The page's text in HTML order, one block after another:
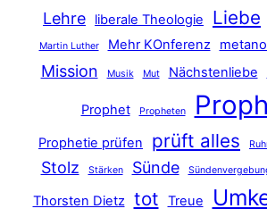
Lehre liberale Theologie Liebe
Martin Luther Mehr KOnferenz
Mission Musik Mut Nächstenliebe
Prophet Propheten
Prophetie prüfen prüft alles
Stolz
Stärken Sünde
Thorsten Dietz tot Treue